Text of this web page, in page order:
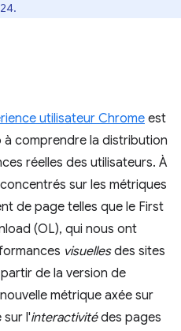
utilisateur Chrome est
comprendre la distribution
réelles des utilisateurs. À
sur les métriques
de page telles que le First
(OL), qui nous ont
visuellesdes sites
de la version de
métrique axée sur
sur l'interactivitédes pages